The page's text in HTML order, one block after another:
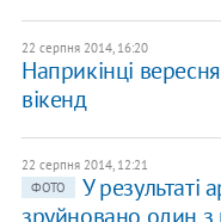
22 серпня 2014, 16:20
Наприкінці
вікенд
22 серпня 2014, 12:21
ФОТО
У результаті